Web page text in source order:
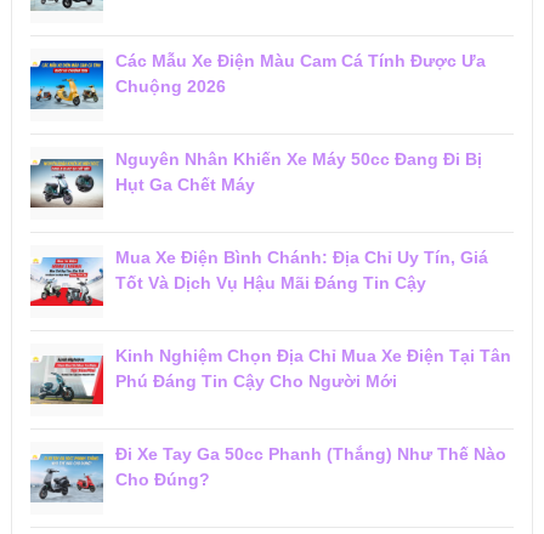
Các Mẫu Xe Điện Màu Cam Cá Tính Được Ưa
Chuộng 2026
Nguyên Nhân Khiến Xe Máy 50cc Đang Đi Bị
Hụt Ga Chết Máy
Mua Xe Điện Bình Chánh: Địa Chỉ Uy Tín, Giá
Tốt Và Dịch Vụ Hậu Mãi Đáng Tin Cậy
Kinh Nghiệm Chọn Địa Chỉ Mua Xe Điện Tại Tân
Phú Đáng Tin Cậy Cho Người Mới
Đi Xe Tay Ga 50cc Phanh (Thắng) Như Thế Nào
Cho Đúng?